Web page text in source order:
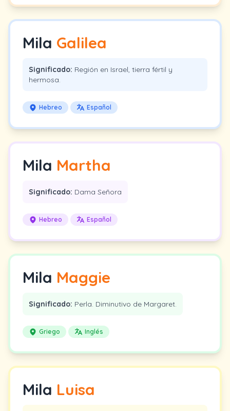
Mila Galilea
Significado: Región en Israel, tierra fértil y
hermosa.
Hebreo Español
Mila Martha
Significado: Dama Señora
Hebreo Español
Mila Maggie
Significado: Perla. Diminutivo de Margaret.
Griego Inglés
Mila Luisa